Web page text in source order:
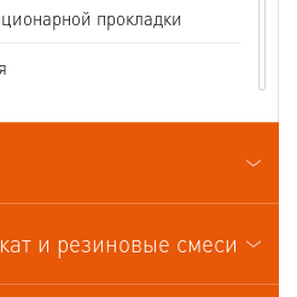
прокладки
и резиновые смеси